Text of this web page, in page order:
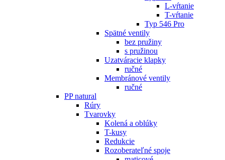
L-vŕtanie
T-vŕtanie
Typ 546 Pro
Spätné ventily
bez pružiny
s pružinou
Uzatváracie klapky
ručné
Membránové ventily
ručné
PP natural
Rúry
Tvarovky
Kolená a oblúky
T-kusy
Redukcie
Rozoberateľné spoje